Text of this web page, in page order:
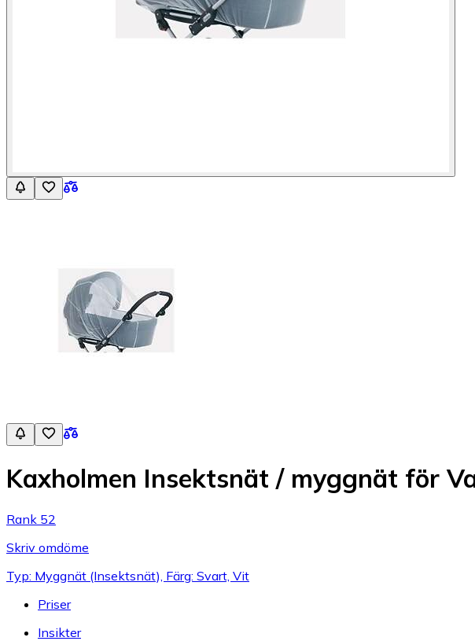
Kaxholmen Insektsnät / myggnät för
Rank 52
Skriv omdöme
Typ: Myggnät (Insektsnät), Färg: Svart, Vit
Priser
Insikter